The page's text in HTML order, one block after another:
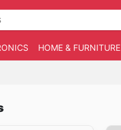
HOME & FURNITURE